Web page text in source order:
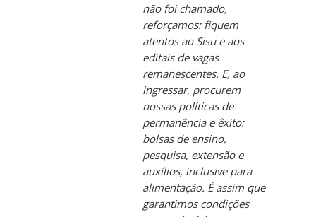
não foi chamado,
reforçamos: fiquem
atentos ao Sisu e aos
editais de vagas
remanescentes. E, ao
ingressar, procurem
nossas políticas de
permanência e êxito:
bolsas de ensino,
pesquisa, extensão e
auxílios, inclusive para
alimentação. É assim que
garantimos condições